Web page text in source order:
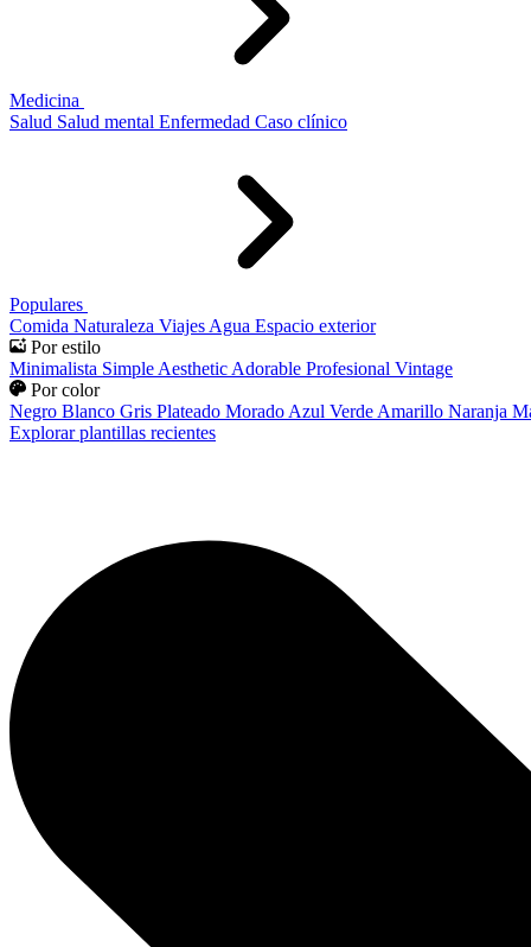
Medicina
Salud Salud mental Enfermedad Caso clínico
Populares
Comida Naturaleza Viajes Agua Espacio exterior
Por estilo
Minimalista Simple Aesthetic Adorable Profesional Vintage
Por color
Negro Blanco Gris Plateado Morado Azul Verde Amarillo Naranja
Explorar plantillas recientes